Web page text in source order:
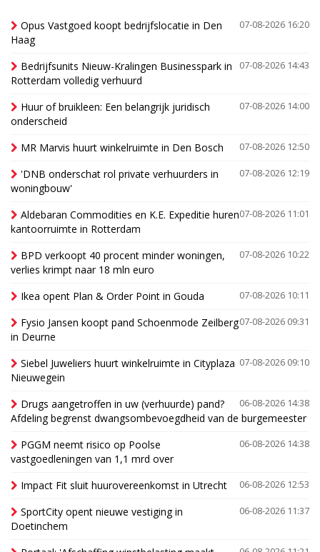
07-08-2026 16:20
Opus Vastgoed koopt bedrijfslocatie in Den
Haag
07-08-2026 14:43
Bedrijfsunits Nieuw-Kralingen Businesspark in
Rotterdam volledig verhuurd
07-08-2026 14:00
Huur of bruikleen: Een belangrijk juridisch
onderscheid
07-08-2026 12:50
MR Marvis huurt winkelruimte in Den Bosch
07-08-2026 12:19
'DNB onderschat rol private verhuurders in
woningbouw'
07-08-2026 11:01
Aldebaran Commodities en K.E. Expeditie huren
kantoorruimte in Rotterdam
07-08-2026 10:22
BPD verkoopt 40 procent minder woningen,
verlies krimpt naar 18 mln euro
07-08-2026 10:11
Ikea opent Plan & Order Point in Gouda
07-08-2026 09:31
Fysio Jansen koopt pand Schoenmode Zeilberg
in Deurne
07-08-2026 09:10
Siebel Juweliers huurt winkelruimte in Cityplaza
Nieuwegein
06-08-2026 14:38
Drugs aangetroffen in uw (verhuurde) pand?
Afdeling begrenst dwangsombevoegdheid van de burgemeester
06-08-2026 14:38
PGGM neemt risico op Poolse
vastgoedleningen van 1,1 mrd over
06-08-2026 12:53
Impact Fit sluit huurovereenkomst in Utrecht
06-08-2026 11:37
SportCity opent nieuwe vestiging in
Doetinchem